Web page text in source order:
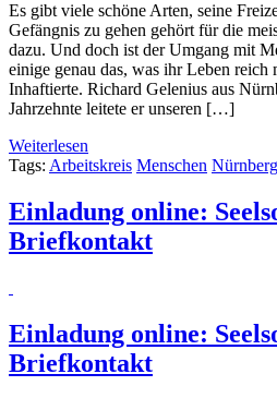
Es gibt viele schöne Arten, seine
Gefängnis zu gehen gehört für die
dazu. Und doch ist der Umgang mit
einige genau das, was ihr Leben
Inhaftierte. Richard Gelenius aus
Jahrzehnte leitete er unseren […]
Weiterlesen
Tags: Arbeitskreis Menschen Nürnberg
Einladung online:
Briefkontakt
Einladung online:
Briefkontakt